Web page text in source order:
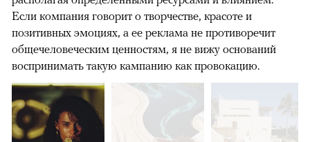
Если компания говорит о творчестве, красоте и
позитивных эмоциях, а ее реклама не противоречит
общечеловеческим ценностям, я не вижу оснований
воспринимать такую кампанию как провокацию.